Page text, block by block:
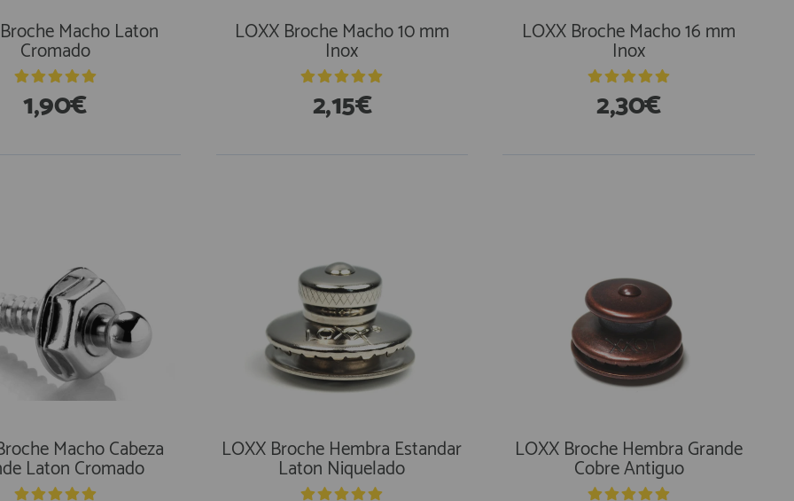
Macho Laton
Cromado
1,90€
LOXX Broche Macho 10 mm
Inox
2,15€
LOXX Broche Macho 16 mm
Inox
2,30€
Macho Cabeza
Laton Cromado
LOXX Broche Hembra Estandar
Laton Niquelado
LOXX Broche Hembra Grande
Cobre Antiguo